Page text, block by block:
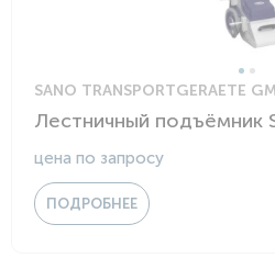
SANO TRANSPORTGERAETE
Лестничный подъёмник
цена по запросу
ПОДРОБНЕЕ